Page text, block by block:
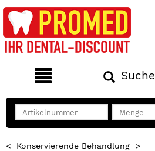
Suche
< Konservierende Behandlung
>